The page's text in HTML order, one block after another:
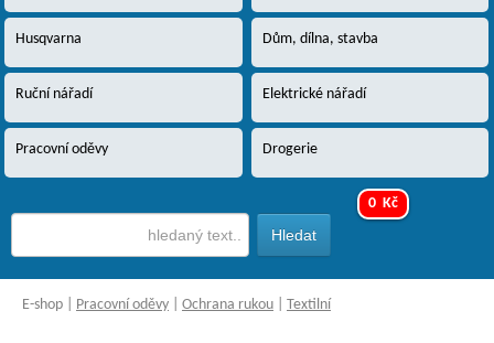
Husqvarna Dům, dílna, stavba
Ruční nářadí Elektrické nářadí
Pracovní oděvy Drogerie
0 Kč
E-shop Pracovní oděvy Ochrana rukou Textilní